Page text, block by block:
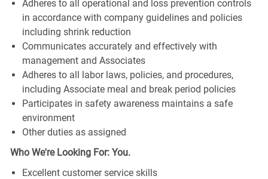
Adheres to all operational and loss prevention controls
in accordance with company guidelines and policies
including shrink reduction
Communicates accurately and effectively with
management and Associates
Adheres to all labor laws, policies, and procedures,
including Associate meal and break period policies
Participates in safety awareness maintains a safe
environment
Other duties as assigned
Who We're Looking For: You.
Excellent customer service skills